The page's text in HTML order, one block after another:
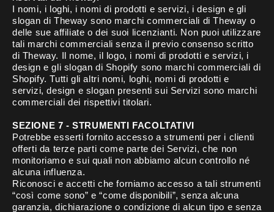
I nomi, i loghi, i nomi di prodotti e servizi, i design e gli
slogan di Theway sono marchi commerciali di Theway o
delle sue affiliate o dei suoi licenzianti. Non puoi utilizzare
tali marchi commerciali senza il previo consenso scritto
di Theway. Il nome, il logo, i nomi di prodotti e servizi, i
design e gli slogan di Shopify sono marchi commerciali di
Shopify. Tutti gli altri nomi, loghi, nomi di prodotti e
servizi, design e slogan presenti sui Servizi sono marchi
commerciali dei rispettivi titolari.
SEZIONE 7 - STRUMENTI FACOLTATIVI
Potrebbe esserti fornito accesso a strumenti per i clienti
offerti da terze parti come parte dei Servizi, che non
monitoriamo e sui quali non abbiamo alcun controllo né
alcuna influenza.
Riconosci e accetti che forniamo accesso a tali strumenti
“così come sono” e “come disponibili”, senza alcuna
garanzia, dichiarazione o condizione di alcun tipo e senza